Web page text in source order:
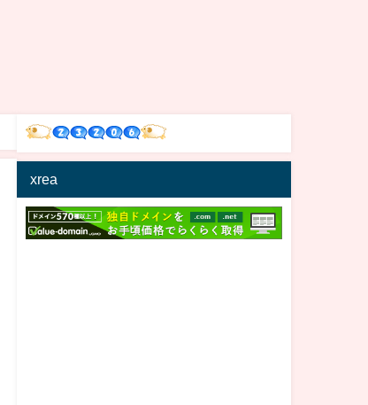
xrea